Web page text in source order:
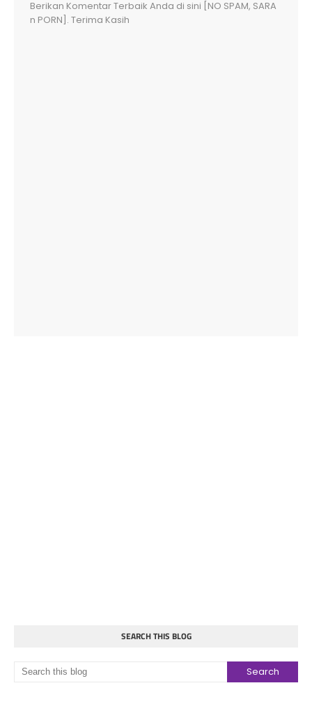
Berikan Komentar Terbaik Anda di sini [NO SPAM, SARA
n PORN]. Terima Kasih
SEARCH THIS BLOG